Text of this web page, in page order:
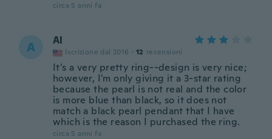
circa 5 anni fa
A Al
Iscrizione dal 2016 · 12 recensioni
It's a very pretty ring--design is very nice;
however, I'm only giving it a 3-star rating
because the pearl is not real and the color
is more blue than black, so it does not
match a black pearl pendant that I have
which is the reason I purchased the ring.
circa 5 anni fa